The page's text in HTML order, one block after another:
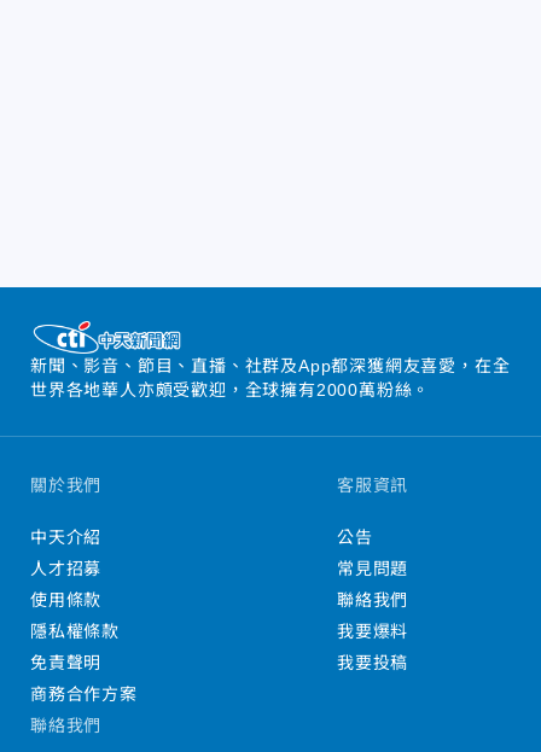
新聞、影音、節目、直播、社群及App都深獲網友喜愛，在全
世界各地華人亦頗受歡迎，全球擁有2000萬粉絲。
關於我們
中天介紹
人才招募
使用條款
隱私權條款
免責聲明
商務合作方案
客服資訊
公告
常見問題
聯絡我們
我要爆料
我要投稿
聯絡我們